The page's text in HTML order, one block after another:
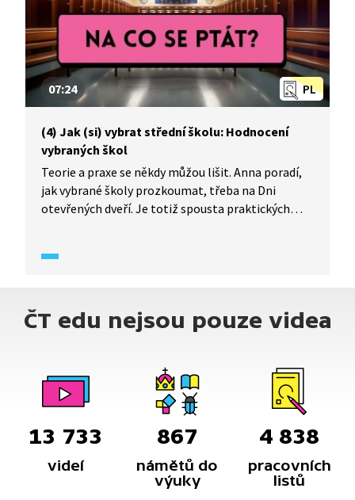
PL
07:24
(4) Jak (si) vybrat střední školu: Hodnocení
vybraných škol
Teorie a praxe se někdy můžou lišit. Anna poradí,
jak vybrané školy prozkoumat, třeba na Dni
otevřených dveří. Je totiž spousta praktických
ČT edu nejsou pouze videa
13 733
videí
867
námětů do
výuky
4 838
pracovních
listů